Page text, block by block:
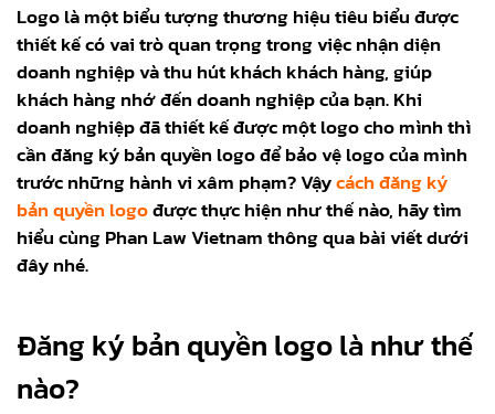
Logo là một biểu tượng thương hiệu tiêu biểu được
thiết kế có vai trò quan trọng trong việc nhận diện
doanh nghiệp và thu hút khách khách hàng, giúp
khách hàng nhớ đến doanh nghiệp của bạn. Khi
doanh nghiệp đã thiết kế được một logo cho mình thì
cần đăng ký bản quyền logo để bảo vệ logo của mình
trước những hành vi xâm phạm? Vậycách đăng ký
bản quyền logođược thực hiện như thế nào, hãy tìm
hiểu cùng Phan Law Vietnam thông qua bài viết dưới
đây nhé.
Đăng ký bản quyền logo là như thế
nào?